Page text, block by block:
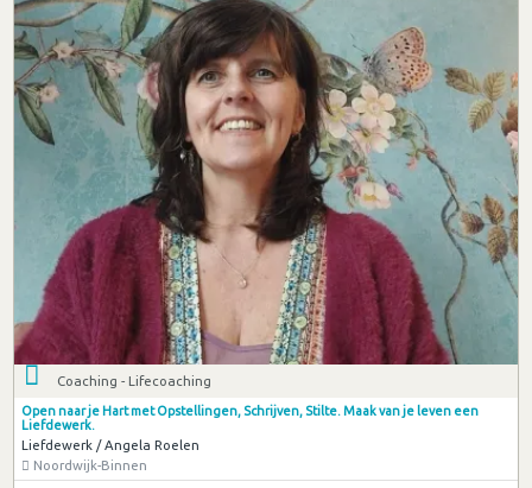
Coaching - Lifecoaching
Open naar je Hart met Opstellingen, Schrijven, Stilte. Maak van je leven een
Liefdewerk.
Liefdewerk / Angela Roelen
Noordwijk-Binnen